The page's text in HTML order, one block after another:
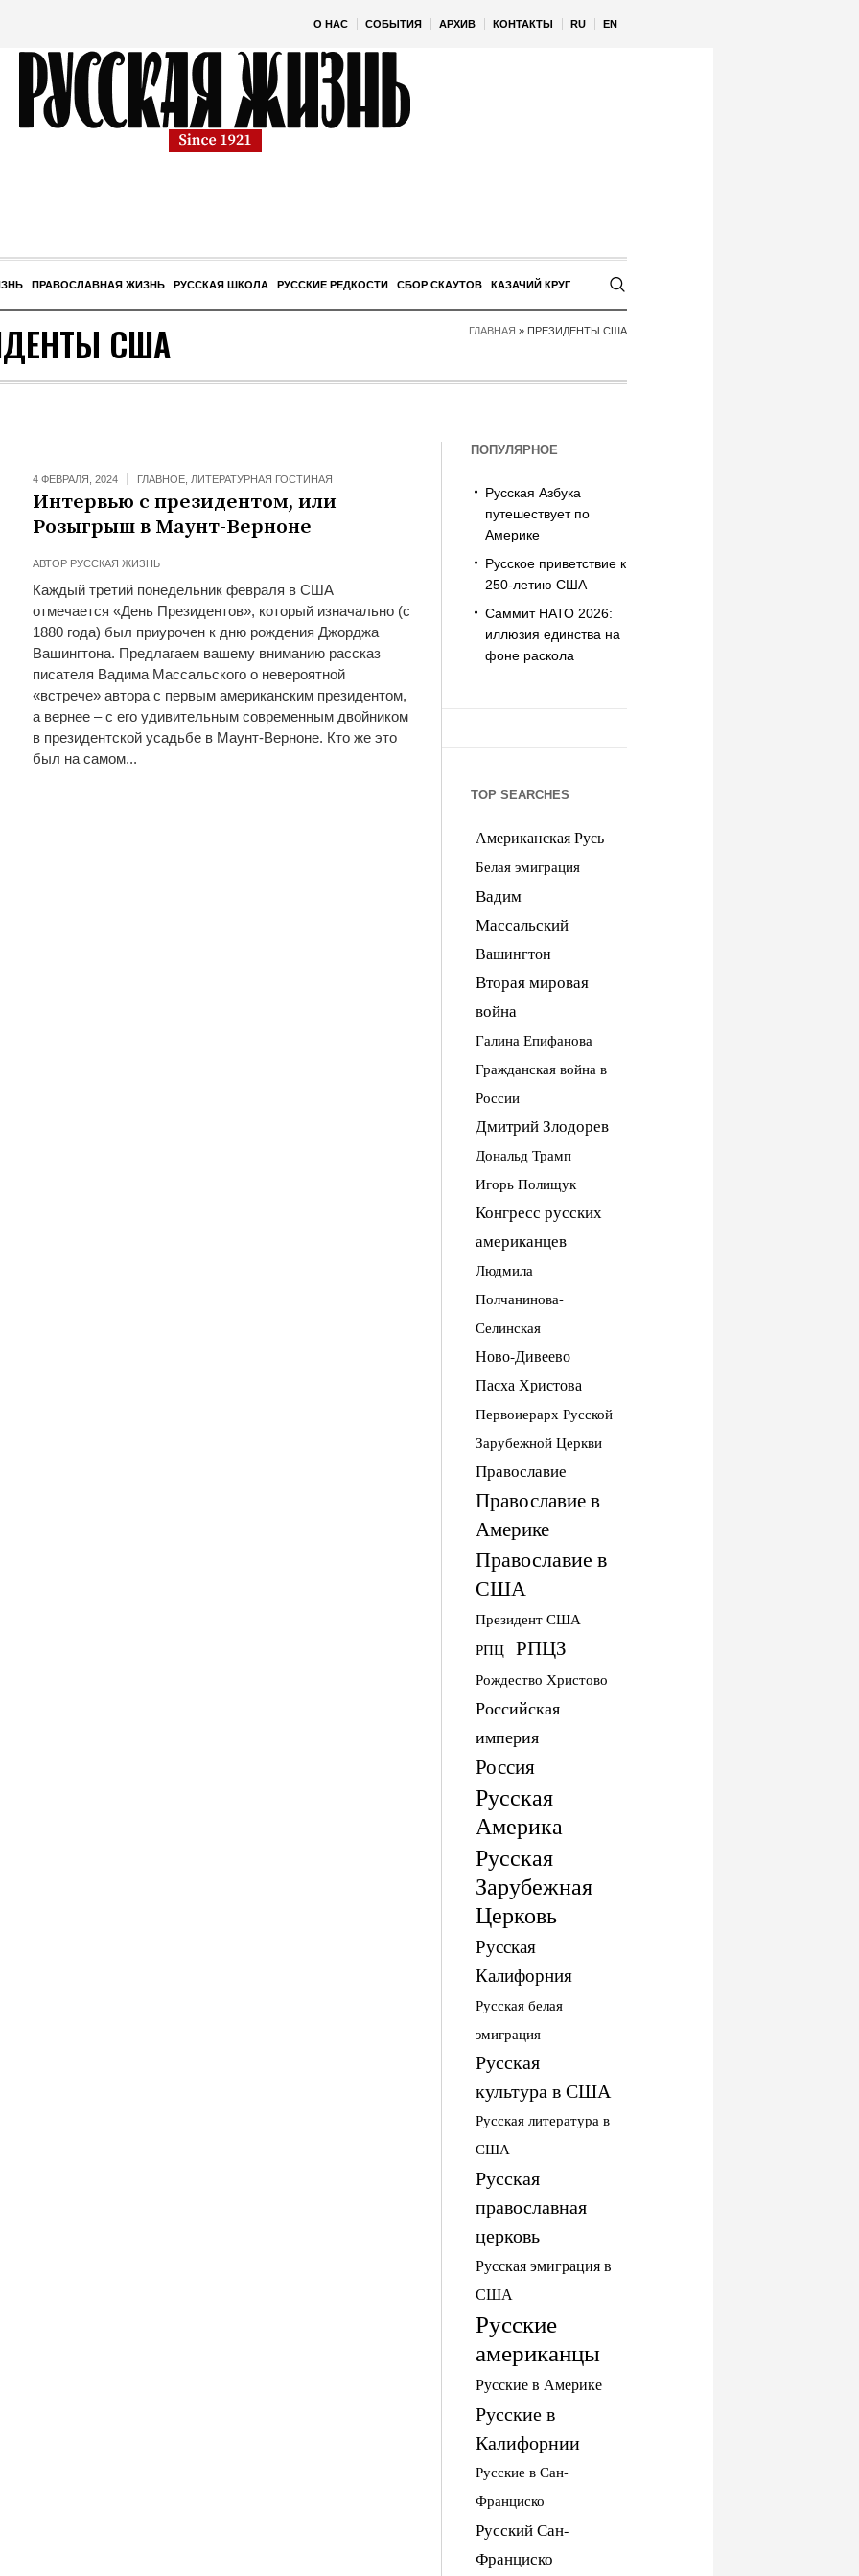
О НАС СОБЫТИЯ АРХИВ КОНТАКТЫ RU EN
ПРАВОСЛАВНАЯ ЖИЗНЬ РУССКАЯ ШКОЛА РУССКИЕ РЕДКОСТИ СБОР СКАУТОВ КАЗАЧИЙ КРУГ
США ГЛАВНАЯ » ПРЕЗИДЕНТЫ США
4 ФЕВРАЛЯ, 2024 ГЛАВНОЕ, ЛИТЕРАТУРНАЯ ГОСТИНАЯ
Интервью с президентом, или
Розыгрыш в Маунт-Верноне
АВТОР РУССКАЯ ЖИЗНЬ
Каждый третий понедельник февраля в США
отмечается «День Президентов», который изначально (с
1880 года) был приурочен к дню рождения Джорджа
Вашингтона. Предлагаем вашему вниманию рассказ
писателя Вадима Массальского о невероятной
«встрече» автора с первым американским президентом,
а вернее – с его удивительным современным двойником
в президентской усадьбе в Маунт-Верноне. Кто же это
был на самом...
ПОПУЛЯРНОЕ
Русская Азбука
путешествует по
Америке
Русское приветствие к
250-летию США
Саммит НАТО 2026:
иллюзия единства на
фоне раскола
TOP SEARCHES
Американская Русь
Белая эмиграция
Вадим
Массальский
Вашингтон
Вторая мировая
война
Галина Епифанова
Гражданская война в
России
Дмитрий Злодорев
Дональд Трамп
Игорь Полищук
Конгресс русских
американцев
Людмила
Полчанинова-
Селинская
Ново-Дивеево
Пасха Христова
Первоиерарх Русской
Зарубежной Церкви
Православие
Православие в
Америке
Православие в
США
Президент США
РПЦ РПЦЗ
Рождество Христово
Российская
империя
Россия
Русская
Америка
Русская
Зарубежная
Церковь
Русская
Калифорния
Русская белая
эмиграция
Русская
культура в США
Русская литература в
США
Русская
православная
церковь
Русская эмиграция в
США
Русские
американцы
Русские в Америке
Русские в
Калифорнии
Русские в Сан-
Франциско
Русский Сан-
Франциско